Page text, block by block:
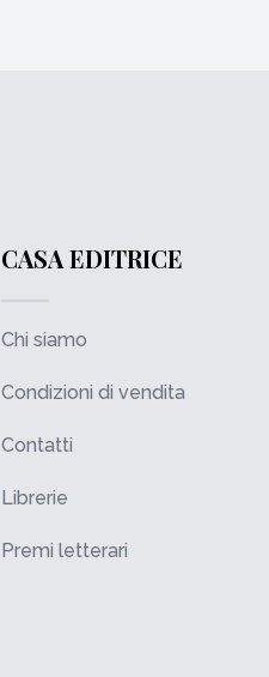
CASA EDITRICE
Chi siamo
Condizioni di vendita
Contatti
Librerie
Premi letterari